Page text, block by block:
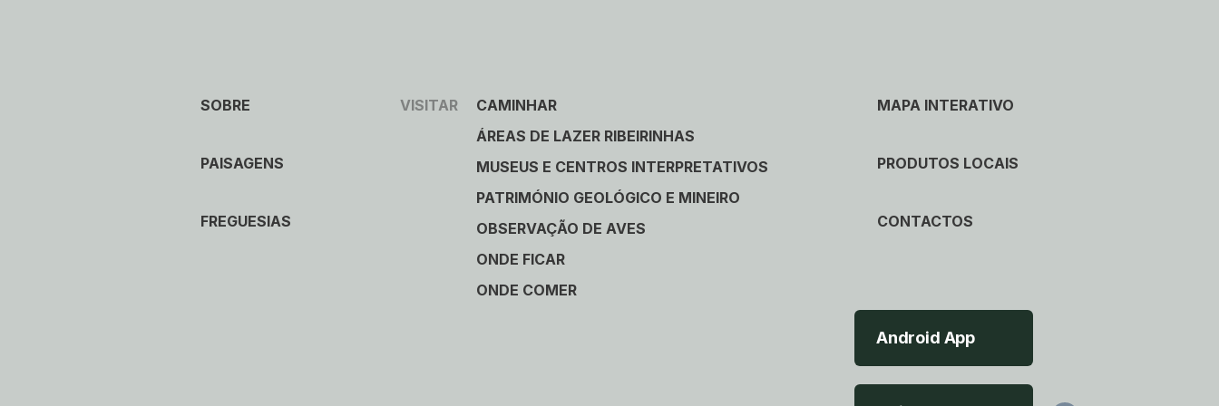
SOBRE
PAISAGENS
FREGUESIAS
VISITAR
CAMINHAR
ÁREAS DE LAZER RIBEIRINHAS
MUSEUS E CENTROS INTERPRETATIVOS
PATRIMÓNIO GEOLÓGICO E MINEIRO
OBSERVAÇÃO DE AVES
ONDE FICAR
ONDE COMER
MAPA INTERATIVO
PRODUTOS LOCAIS
CONTACTOS
Android App